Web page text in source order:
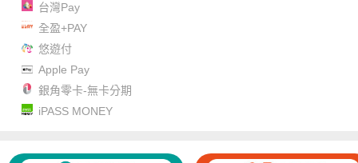
台灣Pay
全盈+PAY
悠遊付
Apple Pay
銀角零卡-無卡分期
iPASS MONEY